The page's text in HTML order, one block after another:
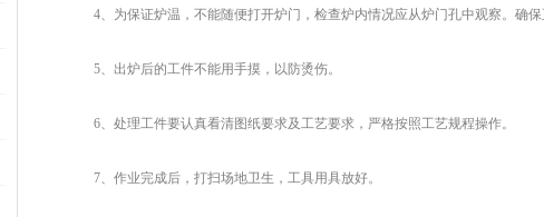
4、 为保证炉温，不能随便打开炉门，检查炉内情况应从炉门孔中观察。确保
5、 出炉后的工件不能用手摸，以防烫伤。
6、 处理工件要认真看清图纸要求及工艺要求，严格按照工艺规程操作。
7、 作业完成后，打扫场地卫生，工具用具放好。